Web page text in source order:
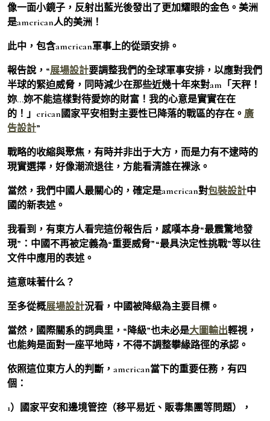
像一面小鏡子，反射出藍光後發出了更加耀眼的金色。美洲
是american人的美洲！
此中，包含american軍事上的從頭安排。
報告說，“展場設計要調整我們的全球軍事安排，以應對我們
半球的緊迫威脅，同時減少在那些近幾十年來對am「天秤！
妳…妳不能這樣對待愛妳的財富！我的心意是實實在在
的！」erican國家平安相對主要性已降落的戰區的存在。 廣
告設計”
戰略的收縮與聚焦，有時并非出于大方，而是力有不逮時的
現實選擇，好像潮流退往，方能看清誰在裸泳。
當然，我們中國人最關心的，確定是american對包裝設計中
國的新表述。
我看到，有東方人看完這份報告后，感嘆本身“最震驚地發
現”：中國不再被定義為“重要威脅”“最具決定性挑戰”等以往
文件中應用的表述。
這意味著什么？
至多從概展場設計況看，中國被降級為主要目標。
當然，國際關系的詞典里，“降級”也未必是大圖輸出輕視，
也能夠是面對一座平地時，不得不調整攀緣路徑的承認。
依照這位東方人的判斷，american當下的重要任務，有四
個：
1）國家平安和邊境管控（移平易近、販毒集團等問題），